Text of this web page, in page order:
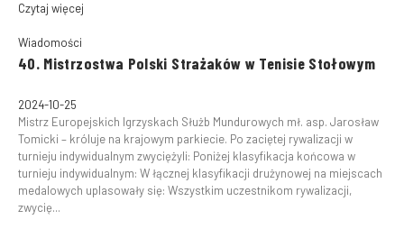
Czytaj więcej
Wiadomości
40. Mistrzostwa Polski Strażaków w Tenisie Stołowym
2024-10-25
Mistrz Europejskich Igrzyskach Służb Mundurowych mł. asp. Jarosław
Tomicki – króluje na krajowym parkiecie. Po zaciętej rywalizacji w
turnieju indywidualnym zwyciężyli: Poniżej klasyfikacja końcowa w
turnieju indywidualnym: W łącznej klasyfikacji drużynowej na miejscach
medalowych uplasowały się: Wszystkim uczestnikom rywalizacji,
zwycię...